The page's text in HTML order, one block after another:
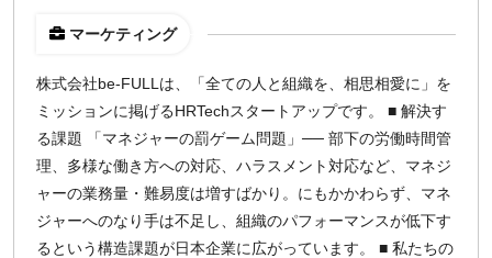
時給
1,500円 以上
¥2,000 ¥3,000 ¥4,000 ¥5,000〜
指定なし 検索
マーケティング
株式会社be-FULLは、「全ての人と組織を、相思相愛に」を
ミッションに掲げるHRTechスタートアップです。 ■ 解決す
る課題 「マネジャーの罰ゲーム問題」── 部下の労働時間管
理、多様な働き方への対応、ハラスメント対応など、マネジ
ャーの業務量・難易度は増すばかり。にもかかわらず、マネ
ジャーへのなり手は不足し、組織のパフォーマンスが低下す
るという構造課題が日本企業に広がっています。 ■ 私たちの